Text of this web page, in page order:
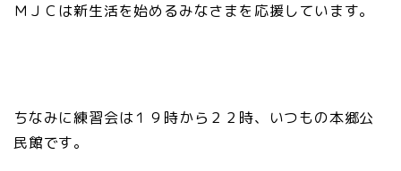
ＭＪＣは新生活を始めるみなさまを応援しています。
ちなみに練習会は１９時から２２時、いつもの本郷公
民館です。